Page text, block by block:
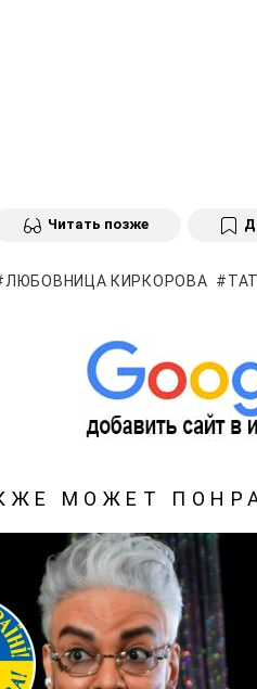
Читать позже
ЛЮБОВНИЦА КИРКОРОВА
МОЖЕТ